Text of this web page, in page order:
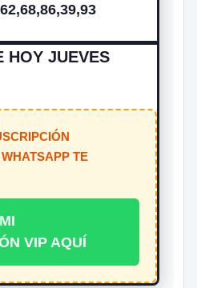
HOY JUEVES
TE
VIP AQUÍ